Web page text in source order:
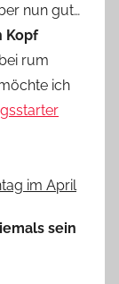
nun gut…
Kopf
rum
ich
im April
sein